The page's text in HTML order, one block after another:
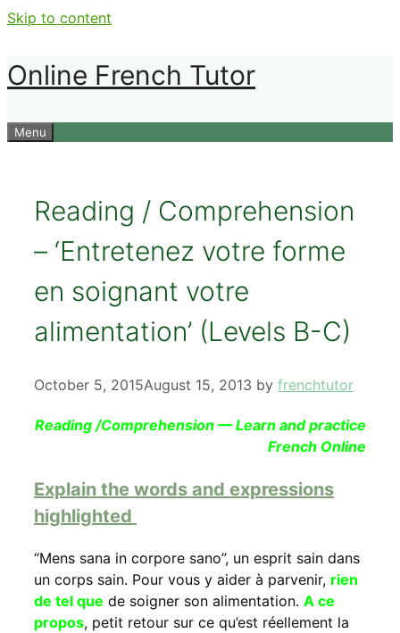
Skip to content
Online French Tutor
Menu
Reading / Comprehension
– ‘Entretenez votre forme
en soignant votre
alimentation’ (Levels B-C)
October 5, 2015August 15, 2013 by frenchtutor
Reading /Comprehension — Learn and practice
French Online
Explain the words and expressions
highlighted
“Mens sana in corpore sano”, un esprit sain dans
un corps sain. Pour vous y aider à parvenir, rien
de tel que de soigner son alimentation. A ce
propos, petit retour sur ce qu’est réellement la